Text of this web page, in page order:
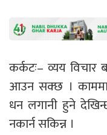
कर्कटः– व्यय विचार
आउन सक्छ ।
धन लगानी हुने
नकार्न सकिन्न ।